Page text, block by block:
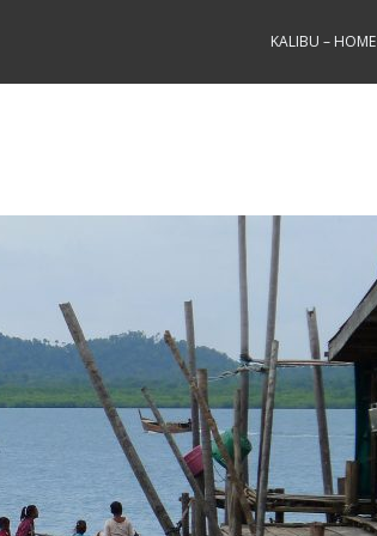
KALIBU – HOME